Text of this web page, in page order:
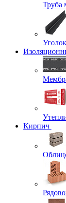
Труба
Кирпич